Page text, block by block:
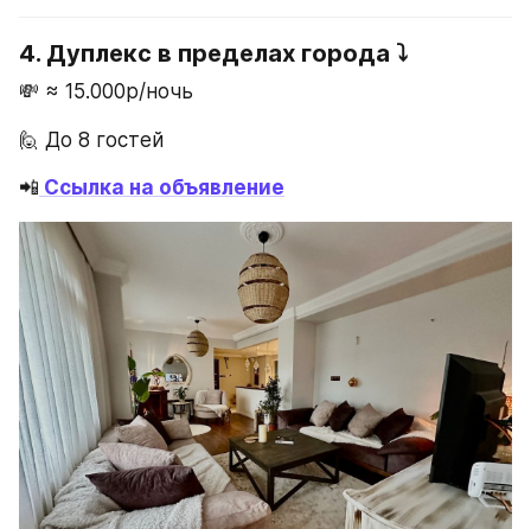
4. Дуплекс в пределах города ⤵️
💸 ≈ 15.000р/ночь
🙋 До 8 гостей
📲 Ссылка на объявление